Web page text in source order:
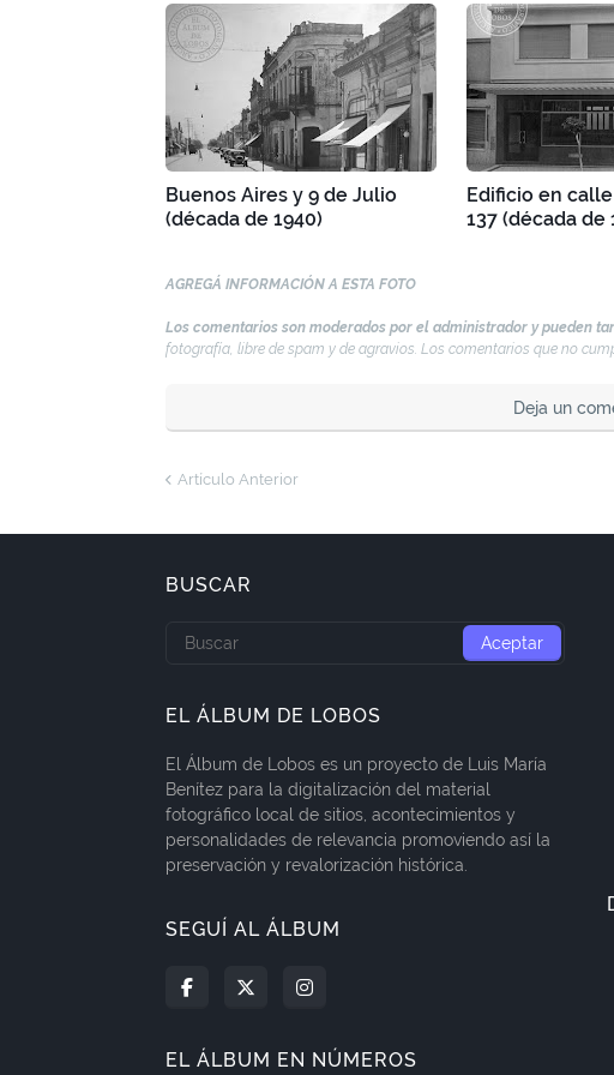
Buenos Aires y 9 de Julio
(década de 1940)
Edificio en
137 (década de
AGREGÁ INFORMACIÓN A ESTA FOTO
Los comentarios son moderados por el administrador y pueden
fotografía, libre de spam y de agravios. Los comentarios que no
Deja un
Artículo Anterior
BUSCAR
EL ÁLBUM DE LOBOS
El Álbum de Lobos es un proyecto de Luis María
Benítez para la digitalización del material
fotográfico local de sitios, acontecimientos y
personalidades de relevancia promoviendo así la
preservación y revalorización histórica.
SEGUÍ AL ÁLBUM
EL ÁLBUM EN NÚMEROS